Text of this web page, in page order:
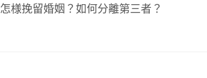
怎様挽留婚姻？如何分離第三者？